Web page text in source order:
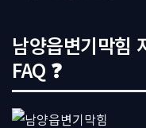
남양읍변기막힘
FAQ ❓